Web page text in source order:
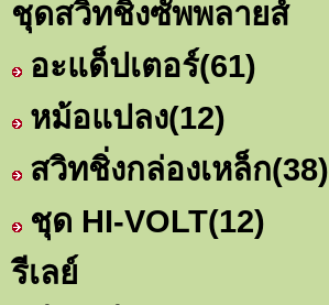
ชุดสวิทชิ่งซัพพลายส์
อะแด็ปเตอร์(61)
หม้อแปลง(12)
สวิทชิ่งกล่องเหล็ก(38)
ชุด HI-VOLT(12)
รีเลย์